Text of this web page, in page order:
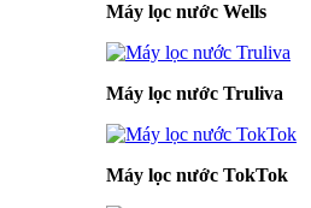
Máy lọc nước Wells
Máy lọc nước Truliva
Máy lọc nước TokTok